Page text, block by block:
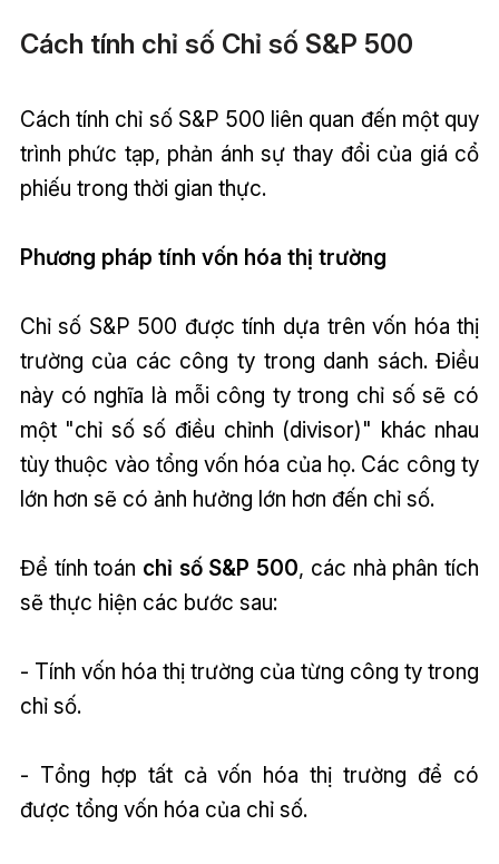
Cách tính chỉ số Chỉ số S&P 500
Cách tính chỉ số S&P 500 liên quan đến một quy
trình phức tạp, phản ánh sự thay đổi của giá cổ
phiếu trong thời gian thực.
Phương pháp tính vốn hóa thị trường
Chỉ số S&P 500 được tính dựa trên vốn hóa thị
trường của các công ty trong danh sách. Điều
này có nghĩa là mỗi công ty trong chỉ số sẽ có
một "chỉ số số điều chỉnh (divisor)" khác nhau
tùy thuộc vào tổng vốn hóa của họ. Các công ty
lớn hơn sẽ có ảnh hưởng lớn hơn đến chỉ số.
Để tính toán chỉ số S&P 500, các nhà phân tích
sẽ thực hiện các bước sau:
- Tính vốn hóa thị trường của từng công ty trong
chỉ số.
- Tổng hợp tất cả vốn hóa thị trường để có
được tổng vốn hóa của chỉ số.